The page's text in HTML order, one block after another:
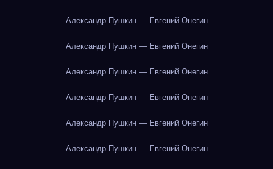
Александр Пушкин — Евгений Онегин
Александр Пушкин — Евгений Онегин
Александр Пушкин — Евгений Онегин
Александр Пушкин — Евгений Онегин
Александр Пушкин — Евгений Онегин
Александр Пушкин — Евгений Онегин